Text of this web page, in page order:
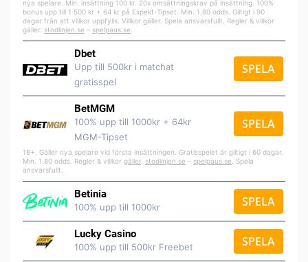
nya spelare. Min. insättning 100 kr. 20x omsättningskrav på insättning. 100%
bonus upp till 1 500 kr + 64 kr på Expekt-Tipset. Min. 1,80 odds. Giltigt i 90
dagar från att villkor uppfylls. Villkor gäller. Spela ansvarsfullt. Regler & villkor
gäller. stodlinjen.se – spelpaus.se
Dbet
Upp till 500kr i matchat
gratisspel
SPELA
BetMGM
100% upp till 1000kr + 64kr
MGM-Tipset
SPELA
18+. Gäller nya spelare vid första insättningen. Gratisspelet är giltigt i 60 dagar.
Min. 1.80 odds. Regler & villkor gäller stodlinjen.se – spelpaus.se . Spela
ansvarsfullt.
Betinia
100% upp till 1000kr SPELA
Lucky Casino
100% upp till 500kr Freebet SPELA